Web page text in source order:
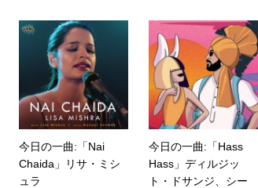
今日の一曲:「Nai
Chaida」リサ・ミシ
ュラ
今日の一曲:「Hass
Hass」ディルジッ
ト・ドサンジ、シー